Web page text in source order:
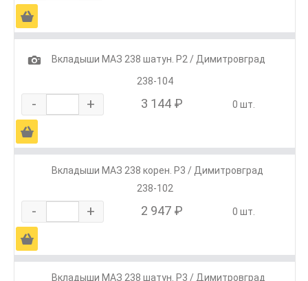
Ä
1
Вкладыши МАЗ 238 шатун. Р2 / Димитровград
238-104
- + 3 144 ₽ 0 шт.
Ä
Вкладыши МАЗ 238 корен. Р3 / Димитровград
238-102
- + 2 947 ₽ 0 шт.
Ä
Вкладыши МАЗ 238 шатун. Р3 / Димитровград